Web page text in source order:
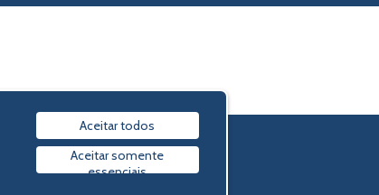
Política de privacidade
© 2009-2026 UFCSPA
Aceitar todos
Aceitar somente
essenciais